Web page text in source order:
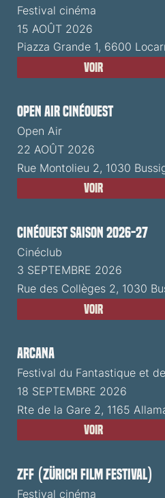
Festival cinéma
15 AOÛT 2026
Piazza Grande 1, 6600
Voir
Open Air CinéOuest
Open Air
22 AOÛT 2026
Rue Montolieu 2, 1030
Voir
CinéOuest Saison 2026-27
Cinéclub
3 SEPTEMBRE 2026
Rue des Collèges 2, 1030
Voir
ARCANA
Festival du Fantastique et
18 SEPTEMBRE 2026
Rte de la Gare 2, 1165
Voir
ZFF (Zürich Film Festival)
Festival cinéma